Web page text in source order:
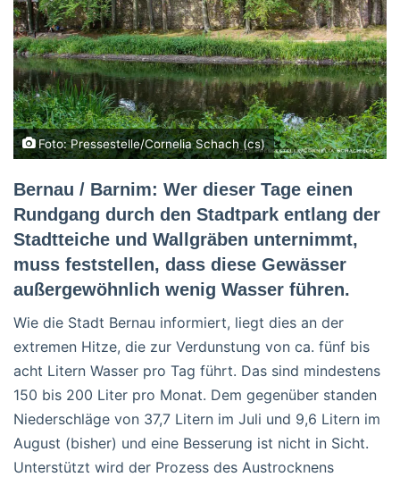
Foto: Pressestelle/Cornelia Schach (cs)
Bernau / Barnim: Wer dieser Tage einen
Rundgang durch den Stadtpark entlang der
Stadtteiche und Wallgräben unternimmt,
muss feststellen, dass diese Gewässer
außergewöhnlich wenig Wasser führen.
Wie die Stadt Bernau informiert, liegt dies an der
extremen Hitze, die zur Verdunstung von ca. fünf bis
acht Litern Wasser pro Tag führt. Das sind mindestens
150 bis 200 Liter pro Monat. Dem gegenüber standen
Niederschläge von 37,7 Litern im Juli und 9,6 Litern im
August (bisher) und eine Besserung ist nicht in Sicht.
Unterstützt wird der Prozess des Austrocknens